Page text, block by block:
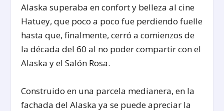
Alaska superaba en confort y belleza al cine
Hatuey, que poco a poco fue perdiendo fuelle
hasta que, finalmente, cerró a comienzos de
la década del 60 al no poder compartir con el
Alaska y el Salón Rosa.
Construido en una parcela medianera, en la
fachada del Alaska ya se puede apreciar la